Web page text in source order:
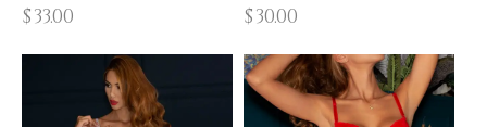
$33.00 $30.00